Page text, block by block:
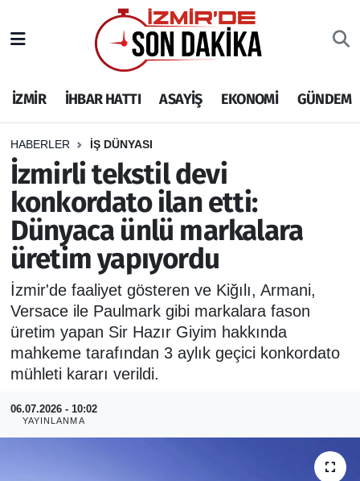
İZMİR İHBAR HATTI ASAYİŞ EKONOMİ GÜNDEM
HABERLER İŞ DÜNYASI
İzmirli tekstil devi
konkordato ilan etti:
Dünyaca ünlü markalara
üretim yapıyordu
İzmir'de faaliyet gösteren ve Kiğılı, Armani,
Versace ile Paulmark gibi markalara fason
üretim yapan Sir Hazır Giyim hakkında
mahkeme tarafından 3 aylık geçici konkordato
mühleti kararı verildi.
06.07.2026 - 10:02
YAYINLANMA
İHBAR HATTI
DEPREM
GENEL
EKONOMİ
SİYASET
SPOR
ASAYİŞ
İzmir Nöbetçi Eczaneler
İzmir Hava Durumu
İzmir Namaz Vakitleri
İzmir Trafik Yoğunluk Haritası
Puan Durumu ve Fikstür
Tüm Manşetler
Son Dakika Haberleri
Haber Arşivi